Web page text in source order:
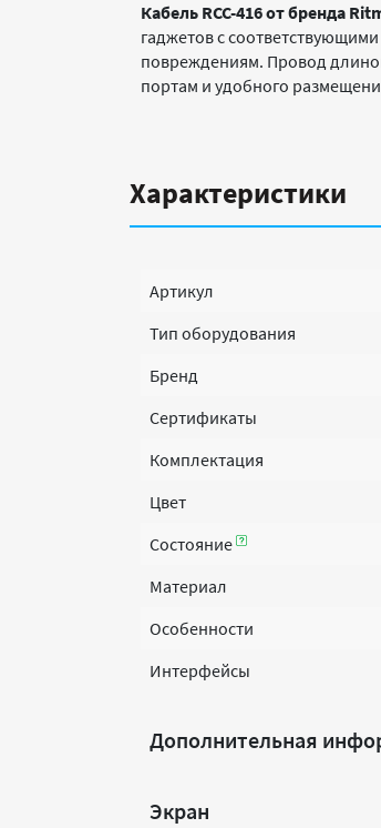
Кабель RCC-416 от бренда
гаджетов с
повреждениям. Провод
портам и удобного
Характеристики
Артикул
Тип оборудования
Бренд
Сертификаты
Комплектация
Цвет
Состояние
Материал
Особенности
Интерфейсы
Дополнительная
Экран